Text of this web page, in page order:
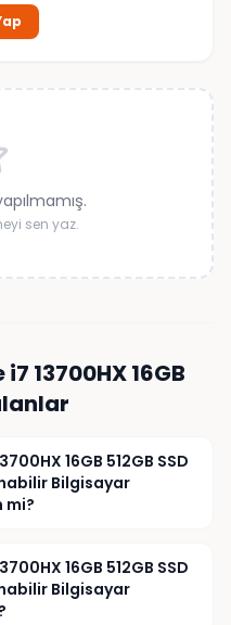
sen yaz.
13700HX 16GB
16GB 512GB SSD
Bilgisayar
mi?
16GB 512GB SSD
Bilgisayar